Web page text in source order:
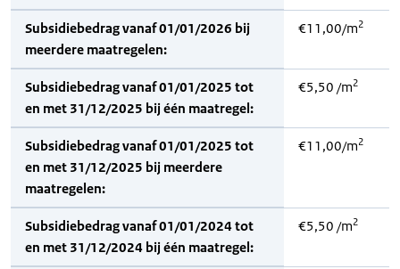
Subsidiebedrag vanaf 01/01/2026 bij
meerdere maatregelen:
€11,00/m2
Subsidiebedrag vanaf 01/01/2025 tot
en met 31/12/2025 bij één maatregel:
€5,50 /m2
Subsidiebedrag vanaf 01/01/2025 tot
en met 31/12/2025 bij meerdere
maatregelen:
€11,00/m2
Subsidiebedrag vanaf 01/01/2024 tot
en met 31/12/2024 bij één maatregel:
€5,50 /m2